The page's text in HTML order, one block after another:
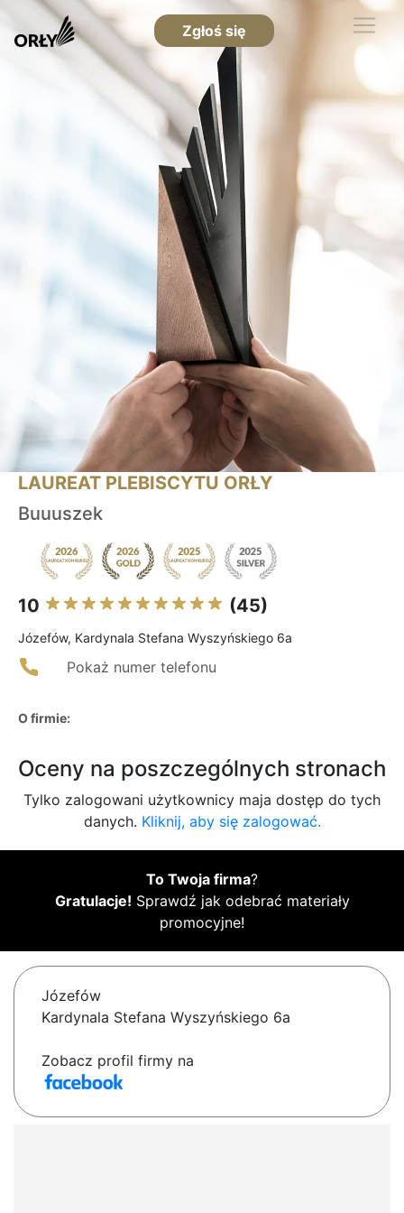
Zgłoś się
LAUREAT PLEBISCYTU ORŁY
Buuuszek
10 (45)
Józefów, Kardynala Stefana Wyszyńskiego 6a
Pokaż numer telefonu
O firmie:
Oceny na poszczególnych stronach
Tylko zalogowani użytkownicy maja dostęp do tych
danych. Kliknij, aby się zalogować.
To Twoja firma?
Gratulacje! Sprawdź jak odebrać materiały
promocyjne!
Józefów
Kardynala Stefana Wyszyńskiego 6a
Zobacz profil firmy na